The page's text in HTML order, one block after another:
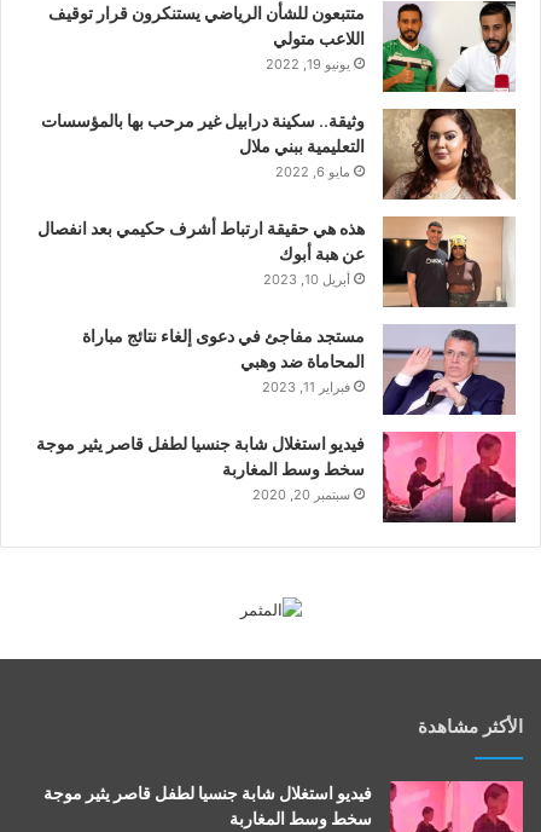
متتبعون للشأن الرياضي يستنكرون قرار توقيف
اللاعب متولي
يونيو 19, 2022
وثيقة.. سكينة درابيل غير مرحب بها بالمؤسسات
التعليمية ببني ملال
مايو 6, 2022
هذه هي حقيقة ارتباط أشرف حكيمي بعد انفصال
عن هبة أبوك
أبريل 10, 2023
مستجد مفاجئ في دعوى إلغاء نتائج مباراة
المحاماة ضد وهبي
فبراير 11, 2023
فيديو استغلال شابة جنسيا لطفل قاصر يثير موجة
سخط وسط المغاربة
سبتمبر 20, 2020
الأكثر مشاهدة
فيديو استغلال شابة جنسيا لطفل قاصر يثير موجة
سخط وسط المغاربة